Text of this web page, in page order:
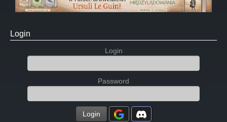
Login
Login
Password
Login